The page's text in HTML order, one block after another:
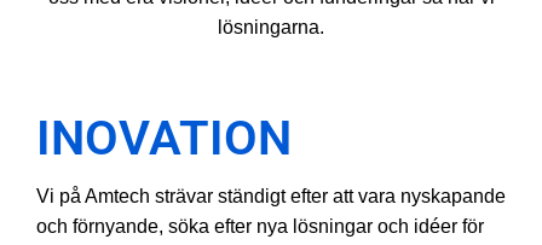
lösningarna.
INOVATION
Vi på Amtech strävar ständigt efter att vara nyskapande
och förnyande, söka efter nya lösningar och idéer för